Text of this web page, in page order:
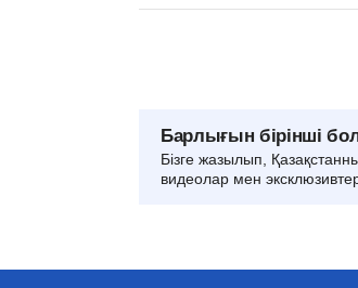
Барлығын бірінші
Бізге жазылып,
видеолар мен